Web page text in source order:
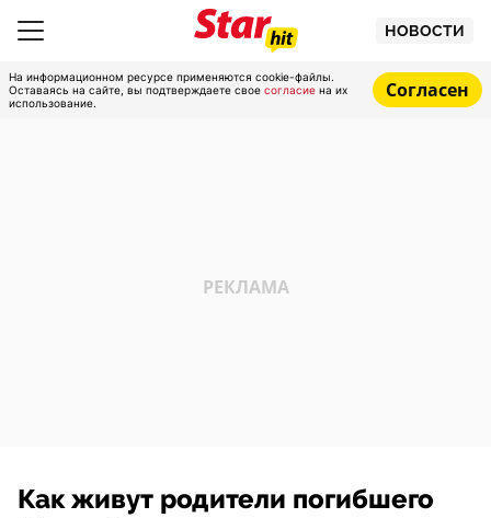
НОВОСТИ
На информационном ресурсе применяются cookie-файлы.
Оставаясь на сайте, вы подтверждаете свое согласие на их
использование.
Согласен
Как живут родители погибшего